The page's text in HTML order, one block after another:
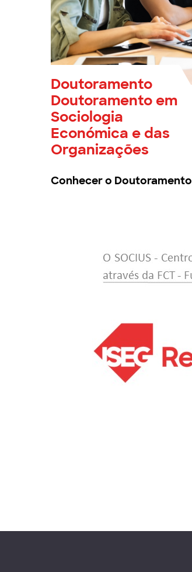
Doutoramento
Doutoramento em
Sociologia
Económica e das
Organizações
Conhecer o Doutoramento